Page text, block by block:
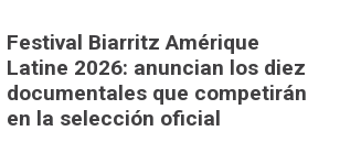
Festival Biarritz Amérique
Latine 2026: anuncian los diez
documentales que competirán
en la selección oficial